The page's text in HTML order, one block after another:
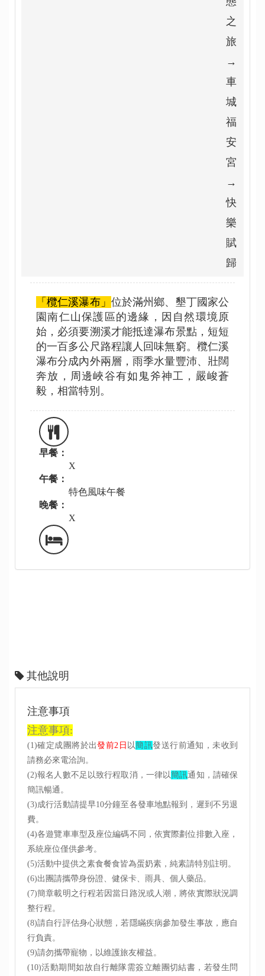
之
旅
→
車
城
福
安
宮
→
快
樂
賦
歸
「欖仁溪瀑布」 位於滿州鄉、墾丁國家公
園南仁山保護區的邊緣，因自然環境原
始，必須要溯溪才能抵達瀑布景點，短短
的一百多公尺路程讓人回味無窮。欖仁溪
瀑布分成內外兩層，雨季水量豐沛、壯闊
奔放，周邊峽谷有如鬼斧神工，嚴峻蒼
毅，相當特別。
早餐：
X
午餐：
特色風味午餐
晚餐：
X
其他說明
注意事項
注意事項:
(1)確定成團將於出發前2日 以簡訊發送行前通知，未收到
請務必來電洽詢。
(2)報名人數不足以致行程取消，一律以簡訊通知，請確保
簡訊暢通。
(3)成行活動請提早10分鐘至各發車地點報到，遲到不另退
費。
(4)各遊覽車車型及座位編碼不同，依實際劃位排數入座，
系統座位僅供參考。
(5)活動中提供之素食餐食皆為蛋奶素，純素請特別註明。
(6)出團請攜帶身份證、健保卡、雨具、個人藥品。
(7)簡章載明之行程若因當日路況或人潮，將依實際狀況調
整行程。
(8)請自行評估身心狀態，若隱瞞疾病參加發生事故，應自
行負責。
(9)請勿攜帶寵物，以維護旅友權益。
(10)活動期間如故自行離隊需簽立離團切結書，若發生問